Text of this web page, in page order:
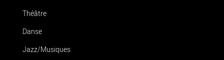
Théâtre
Danse
Jazz/Musiques